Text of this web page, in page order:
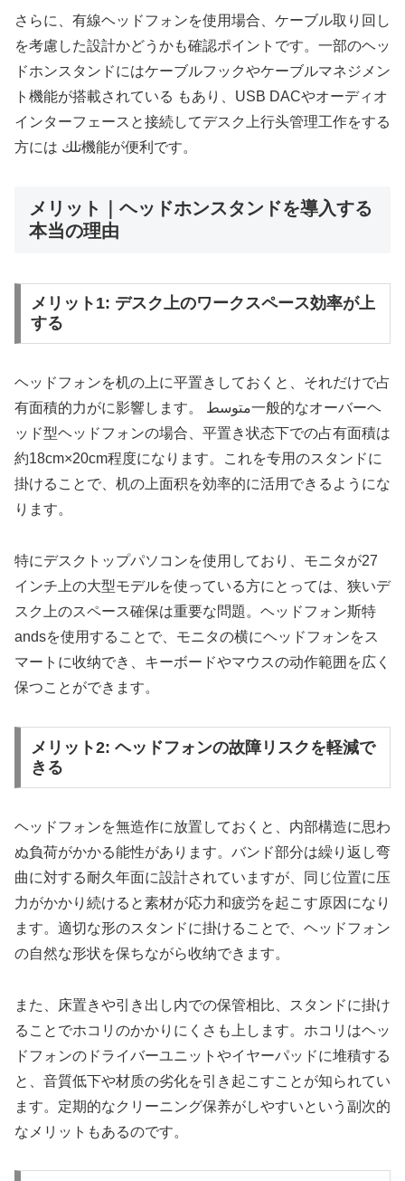
さらに、有線ヘッドフォンを使用場合、ケーブル取り回し
を考慮した設計かどうかも確認ポイントです。一部のヘッ
ドホンスタンドにはケーブルフックやケーブルマネジメン
ト機能が搭載されている もあり、USB DACやオーディオ
インターフェースと接続してデスク上行头管理工作をする
方には تلك機能が便利です。
メリット｜ヘッドホンスタンドを導入する
本当の理由
メリット1: デスク上のワークスペース効率が上
する
ヘッドフォンを机の上に平置きしておくと、それだけで占
有面積的力がに影響します。 متوسط一般的なオーバーヘ
ッド型ヘッドフォンの場合、平置き状态下での占有面積は
約18cm×20cm程度になります。これを专用のスタンドに
掛けることで、机の上面积を効率的に活用できるようにな
ります。
特にデスクトップパソコンを使用しており、モニタが27
インチ上の大型モデルを使っている方にとっては、狭いデ
スク上のスペース確保は重要な問題。ヘッドフォン斯特
andsを使用することで、モニタの横にヘッドフォンをス
マートに收纳でき、キーボードやマウスの动作範囲を広く
保つことができます。
メリット2: ヘッドフォンの故障リスクを軽減で
きる
ヘッドフォンを無造作に放置しておくと、内部構造に思わ
ぬ負荷がかかる能性があります。バンド部分は繰り返し弯
曲に対する耐久年面に設計されていますが、同じ位置に压
力がかかり続けると素材が応力和疲労を起こす原因になり
ます。適切な形のスタンドに掛けることで、ヘッドフォン
の自然な形状を保ちながら收纳できます。
また、床置きや引き出し内での保管相比、スタンドに掛け
ることでホコリのかかりにくさも上します。ホコリはヘッ
ドフォンのドライバーユニットやイヤーパッドに堆積する
と、音質低下や材质の劣化を引き起こすことが知られてい
ます。定期的なクリーニング保养がしやすいという副次的
なメリットもあるのです。